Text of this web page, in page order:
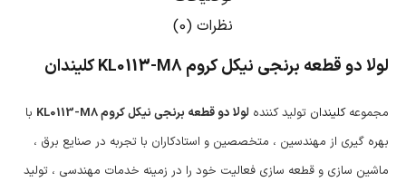
نظرات (0)
لولا دو قطعه برنجی نیکل کروم KL0113-M8 کلیندان
مجموعهکلیندان تولید کنندهلولا دو قطعه برنجی نیکل کروم KL0113-M8
با
بهره گیری از مهندسین ، متخصصین و استادکاران با تجربه در صنایع برق ،
ماشین سازی و قطعه سازی فعالیت خود را در زمینه خدمات مهندسی ، تولید